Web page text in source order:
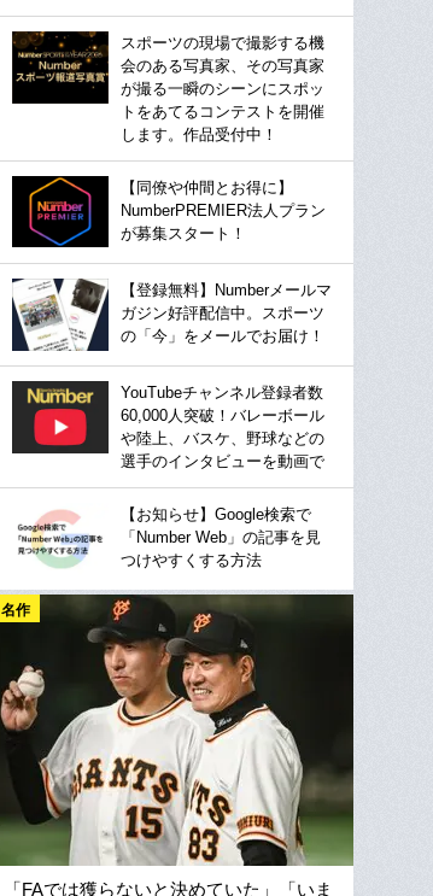
スポーツの現場で撮影する機
会のある写真家、その写真家
が撮る一瞬のシーンにスポッ
トをあてるコンテストを開催
します。作品受付中！
【同僚や仲間とお得に】
NumberPREMIER法人プラン
が募集スタート！
【登録無料】Numberメールマ
ガジン好評配信中。スポーツ
の「今」をメールでお届け！
YouTubeチャンネル登録者数
60,000人突破！バレーボール
や陸上、バスケ、野球などの
選手のインタビューを動画で
【お知らせ】Google検索で
「Number Web」の記事を見
つけやすくする方法
名作
「FAでは獲らないと決めていた」「いま